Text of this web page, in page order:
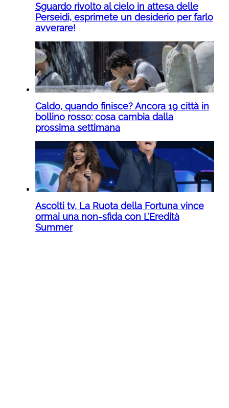
Sguardo rivolto al cielo in attesa delle
Perseidi, esprimete un desiderio per farlo
avverare!
Caldo, quando finisce? Ancora 19 città in
bollino rosso: cosa cambia dalla
prossima settimana
Ascolti tv, La Ruota della Fortuna vince
ormai una non-sfida con L’Eredità
Summer